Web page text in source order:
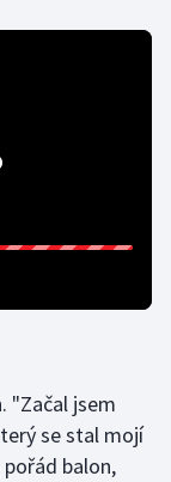
"Začal jsem
se stal mojí
balon,